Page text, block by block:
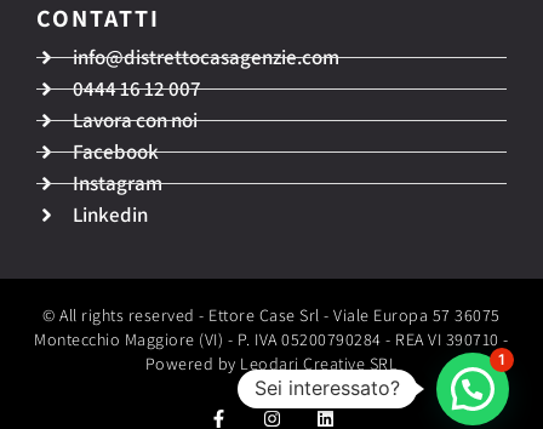
CONTATTI​
info@distrettocasagenzie.com
0444 16 12 007
Lavora con noi
Facebook
Instagram
Linkedin
© All rights reserved - Ettore Case Srl - Viale Europa 57 36075
Montecchio Maggiore (VI) - P. IVA 05200790284 - REA VI 390710 -
Powered by Leodari Creative SRL
Sei interessato?
1